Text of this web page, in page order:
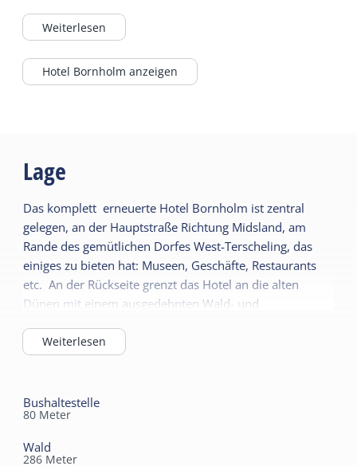
gute Küche aus. Die 39 geräumigen Zimmer
sind komplett ausgestattet. Keiner der Räume
hat eine feste Form, alle Räume haben ihre
eigene Form und Größe. Das Hotel wird in
verfügen über ein eigenes Badezimmer mit
Badewanne, Dusche und Toilette.
Die Zimmer verfügen außerdem über eine
Terrasse oder einen Balkon. Kostenfreies
WLAN ist in allen Zimmern verfügbar.
Weiterlesen
Hotel Bornholm anzeigen
Lage
Das komplett erneuerte Hotel Bornholm ist zentral
gelegen, an der Hauptstraße Richtung Midsland, am
Rande des gemütlichen Dorfes West-Terscheling, das
einiges zu bieten hat: Museen, Geschäfte, Restaurants
etc. An der Rückseite grenzt das Hotel an die alten
Dünen mit einem ausgedehnten Wald- und
Tennisplätze sind zu Fuß in zehn Minuten erreichbar.
Die Entfernung zum Hafen und zum Zentrum ist 1,5 km.
modernen, komfortablen Hotelzimmer sind mit
Bad/Dusche, Toilette, Telefon und Fernseher und
hat ein schönes Restaurant mit Wintergarten und
Weiterlesen
Bushaltestelle
80 Meter
Wald
286 Meter